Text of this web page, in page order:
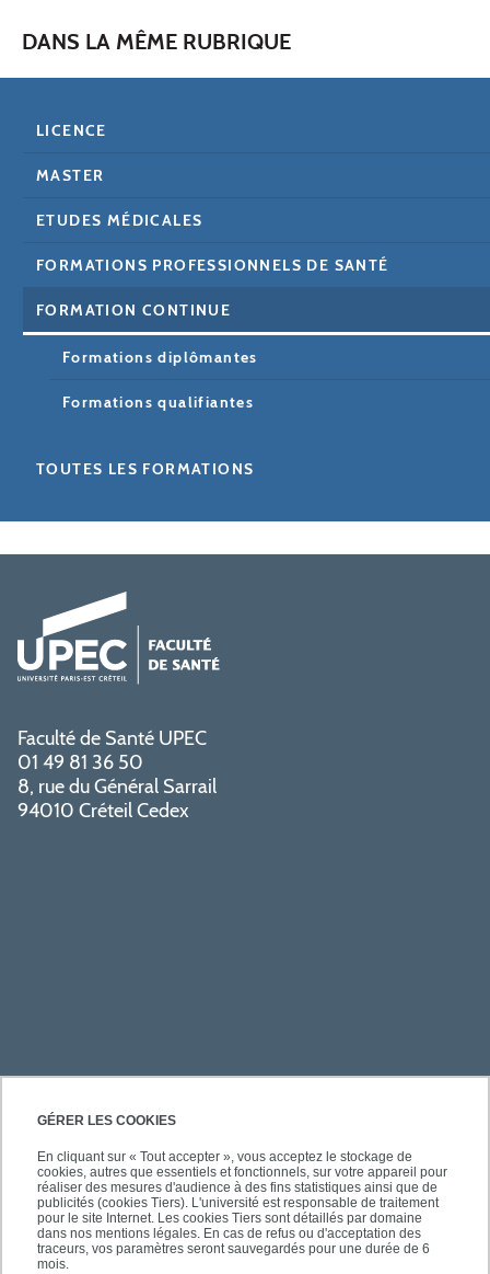
GÉRER LES COOKIES
En cliquant sur « Tout accepter », vous acceptez le stockage de
cookies, autres que essentiels et fonctionnels, sur votre appareil pour
réaliser des mesures d'audience à des fins statistiques ainsi que de
publicités (cookies Tiers). L'université est responsable de traitement
pour le site Internet. Les cookies Tiers sont détaillés par domaine
dans nos mentions légales. En cas de refus ou d'acceptation des
traceurs, vos paramètres seront sauvegardés pour une durée de 6
mois.
DANS LA MÊME RUBRIQUE
LICENCE
MASTER
ETUDES MÉDICALES
FORMATIONS PROFESSIONNELS DE SANTÉ
FORMATION CONTINUE
Formations diplômantes
Formations qualifiantes
TOUTES LES FORMATIONS
Faculté de Santé UPEC
01 49 81 36 50
8, rue du Général Sarrail
94010 Créteil Cedex
PRATIQUE
ACCÈS RAPIDES